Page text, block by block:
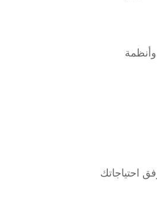
احتياجاتك